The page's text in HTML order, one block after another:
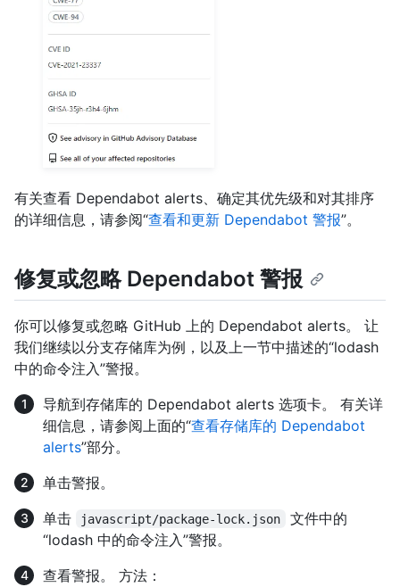
有关查看 Dependabot alerts、确定其优先级和对其排序
的详细信息，请参阅“查看和更新 Dependabot 警报”。
修复或忽略 Dependabot 警报
你可以修复或忽略 GitHub 上的 Dependabot alerts。 让
我们继续以分支存储库为例，以及上一节中描述的“lodash
中的命令注入”警报。
导航到存储库的 Dependabot alerts 选项卡。 有关详
细信息，请参阅上面的“查看存储库的 Dependabot
alerts”部分。
单击警报。
单击
javascript/package-lock.json
文件中的
“lodash 中的命令注入”警报。
查看警报。 方法：